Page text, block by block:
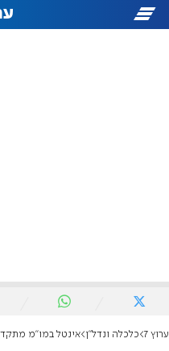
ערוץ 7 כלכלה ונדל"ן אינטל במו"מ מתקדם